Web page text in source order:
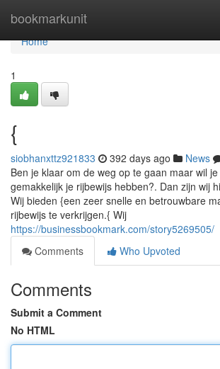
bookmarkunit
Home
Home
1
{
siobhanxttz921833 392 days ago News
Ben je klaar om de weg op te gaan maar wil
gemakkelijk je rijbewijs hebben?. Dan zijn wij
Wij bieden {een zeer snelle en betrouwbare
rijbewijs te verkrijgen.{ Wij
https://businessbookmark.com/story5269505/
Comments
Who Upvoted
Comments
Submit a Comment
No HTML